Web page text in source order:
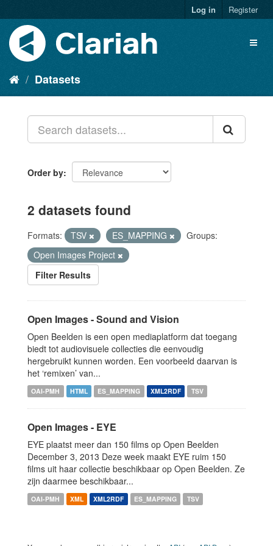
Log in Register
Datasets
Order by
2 datasets found
Formats: TSV ES_MAPPING
Groups:
Open Images Project
Filter Results
Open Images - Sound and Vision
Open Beelden is een open mediaplatform dat toegang
biedt tot audiovisuele collecties die eenvoudig
hergebruikt kunnen worden. Een voorbeeld daarvan is
het ‘remixen’ van...
OAI-PMH HTML ES_MAPPING XML2RDF TSV
Open Images - EYE
EYE plaatst meer dan 150 films op Open Beelden
December 3, 2013 Deze week maakt EYE ruim 150
films uit haar collectie beschikbaar op Open Beelden. Ze
zijn daarmee beschikbaar...
OAI-PMH XML XML2RDF ES_MAPPING TSV